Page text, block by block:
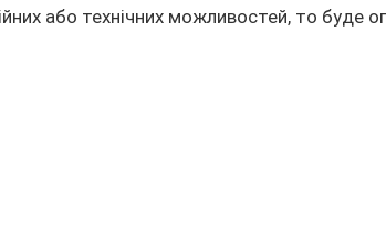
або технічних можливостей, то буде